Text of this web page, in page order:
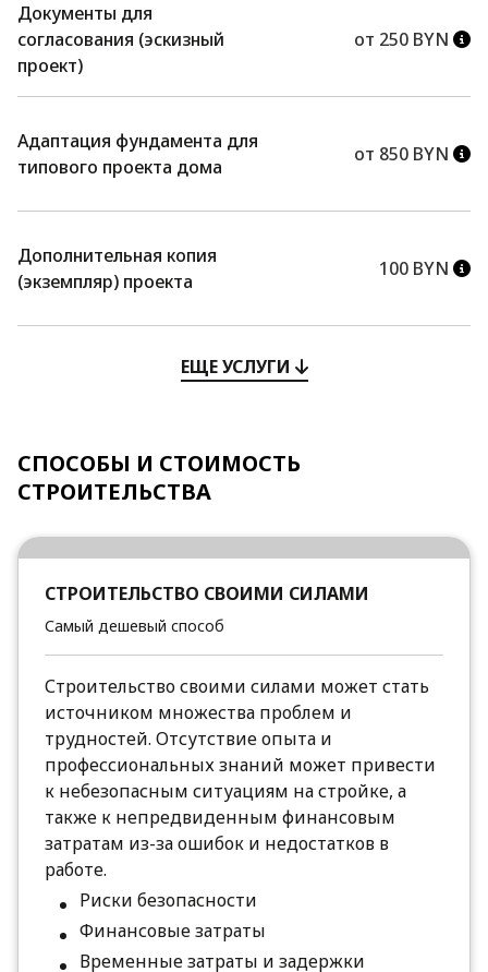
Документы для
согласования (эскизный
проект)
от 250 BYN
Адаптация фундамента для
типового проекта дома
от 850 BYN
Дополнительная копия
(экземпляр) проекта
100 BYN
ЕЩЕ УСЛУГИ
СПОСОБЫ И СТОИМОСТЬ
СТРОИТЕЛЬСТВА
СТРОИТЕЛЬСТВО СВОИМИ СИЛАМИ
Самый дешевый способ
Строительство своими силами может стать
источником множества проблем и
трудностей. Отсутствие опыта и
профессиональных знаний может привести
к небезопасным ситуациям на стройке, а
также к непредвиденным финансовым
затратам из-за ошибок и недостатков в
работе.
Риски безопасности
Финансовые затраты
Временные затраты и задержки